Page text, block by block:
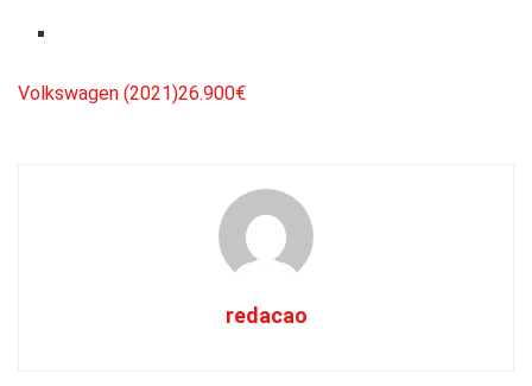
Volkswagen (2021)26.900€
redacao